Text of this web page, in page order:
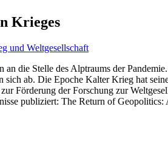
Krieges
und Weltgesellschaft
die Stelle des Alptraums der
ab. Die Epoche Kalter Krieg hat
Förderung der Forschung zur
publiziert: The Return of